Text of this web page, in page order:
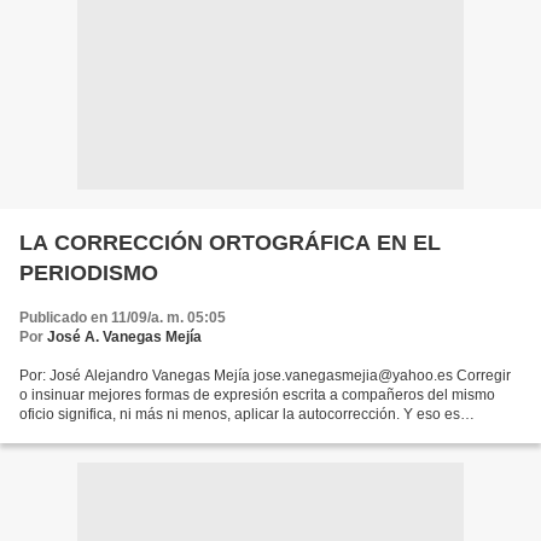
LA CORRECCIÓN ORTOGRÁFICA EN EL
PERIODISMO
Publicado en 11/09/a. m. 05:05
Por José A. Vanegas Mejía
Por: José Alejandro Vanegas Mejía jose.vanegasmejia@yahoo.es Corregir
o insinuar mejores formas de expresión escrita a compañeros del mismo
oficio significa, ni más ni menos, aplicar la autocorrección. Y eso es